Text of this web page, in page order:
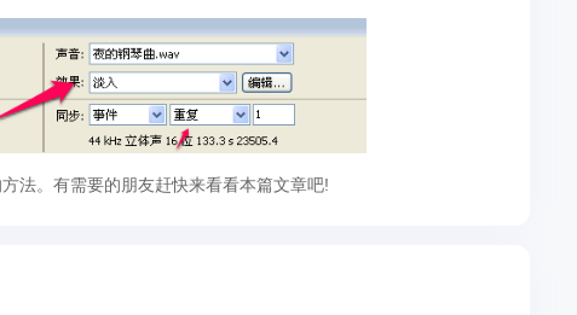
。有需要的朋友赶快来看看本篇文章吧!